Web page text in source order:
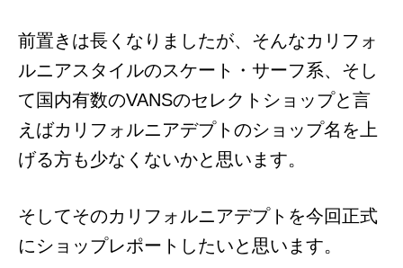
前置きは長くなりましたが、そんなカリフォ
ルニアスタイルのスケート・サーフ系、そし
て国内有数のVANSのセレクトショップと言
えばカリフォルニアデプトのショップ名を上
げる方も少なくないかと思います。
そしてそのカリフォルニアデプトを今回正式
にショップレポートしたいと思います。